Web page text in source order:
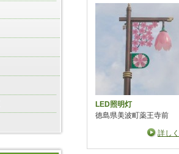
LED照明灯
徳島県美波町薬王寺前
詳し